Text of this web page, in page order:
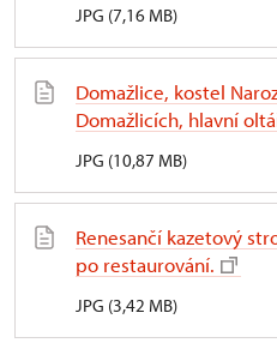
JPG (7,16 MB)
Domažlice, kostel
Domažlicích, hlavní
JPG (10,87 MB)
Renesančí kazetový
po restaurování.
JPG (3,42 MB)